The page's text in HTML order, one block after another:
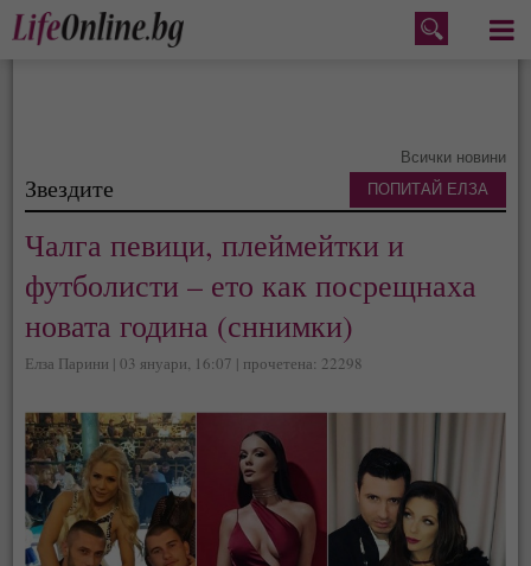
Меню
Всички новини
Звездите
Чалга певици, плеймейтки и
футболисти – ето как посрещнаха
новата година (сннимки)
Елза Парини | 03 януари, 16:07 | прочетена: 22298
ПОПИТАЙ ЕЛЗА